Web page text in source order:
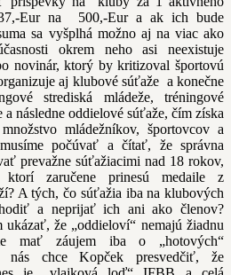
Eur na 500,-Eur a ak ich bude
sa vyšplhá možno aj na viac ako
okrem neho asi neexistuje
novinár, ktorý by kritizoval športovú
aj klubové súťaže a konečne
strediská mládeže, tréningové
a následne oddielové súťaže, čím získa
mládežníkov, športovcov a
počúvať a čítať, že správna
prevažne súťažiacimi nad 18 rokov,
zaručene prinesú medaile z
A tých, čo súťažia iba na klubových
a neprijať ich ani ako členov?
ukázať, že „oddieloví“ nemajú žiadnu
mať záujem iba o „hotových“
nás chce Kopček presvedčiť, že